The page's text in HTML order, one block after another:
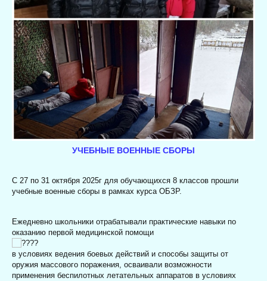
УЧЕБНЫЕ ВОЕННЫЕ СБОРЫ
С 27 по 31 октября 2025г для обучающихся 8 классов прошли
учебные военные сборы в рамках курса ОБЗР.
Ежедневно школьники отрабатывали практические навыки по
оказанию первой медицинской помощи
в условиях ведения боевых действий и способы защиты от
оружия массового поражения, осваивали возможности
применения беспилотных летательных аппаратов в условиях